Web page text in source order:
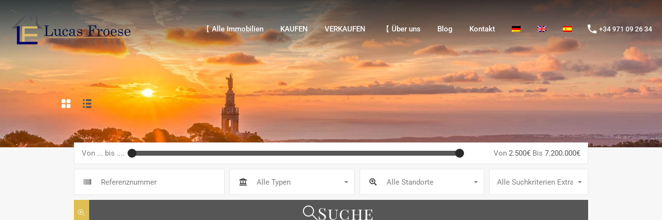
【 Alle Immobilien VERKAUFEN
【 Alle Immobilien
KAUFEN VERKAUFEN 【 Über uns Blog Kontakt +34 971 09 26 34
Von ... bis .... Von 2.500€ Bis 7.200.000€
Alle Typen Alle Standorte Alle Suchkriterien Extras
Suche